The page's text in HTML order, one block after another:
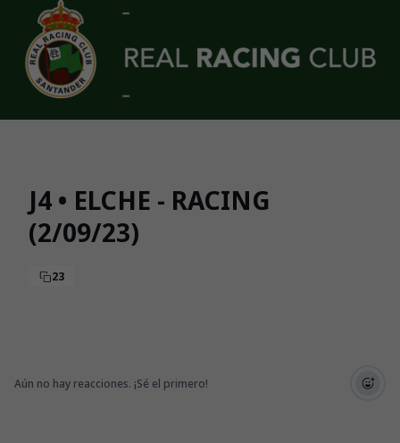
Skip to main content
J4 • ELCHE - RACING
(2/09/23)
23
Aún no hay reacciones. ¡Sé el primero!